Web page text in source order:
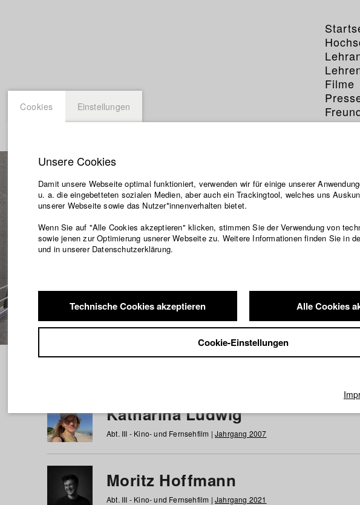
Filme
Studierende / Alumni
a b c d e f g h i j k l m n o p q r s t u v w x y z Alle
Katharina Ludwig
Abt. III - Kino- und Fernsehfilm | Jahrgang 2007
Moritz Hoffmann
Abt. III - Kino- und Fernsehfilm | Jahrgang 2021
Cookies Einstellungen
Unsere Cookies
Damit unsere Webseite optimal funktioniert, verwenden wir für einige unserer
u. a. die eingebetteten sozialen Medien, aber auch ein Trackingtool, welches uns
unserer Webseite sowie das Nutzer*innenverhalten bietet.
Wenn Sie auf "Alle Cookies akzeptieren" klicken, stimmen Sie der Verwendung von
sowie jenen zur Optimierung usnerer Webseite zu. Weitere Informationen finden Sie in
und in unserer Datenschutzerklärung.
Technische Cookies akzeptieren Alle Cookies
Cookie-Einstellungen